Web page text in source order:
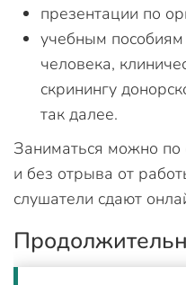
презентации по
учебным
человека,
скринингу
так далее.
Заниматься можно по
и без отрыва от
слушатели сдают